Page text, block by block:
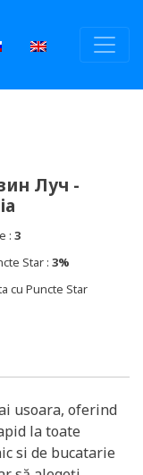
Луч -
: 3
Star : 3%
cu Puncte Star
usoara, oferind
la toate
si de bucatarie